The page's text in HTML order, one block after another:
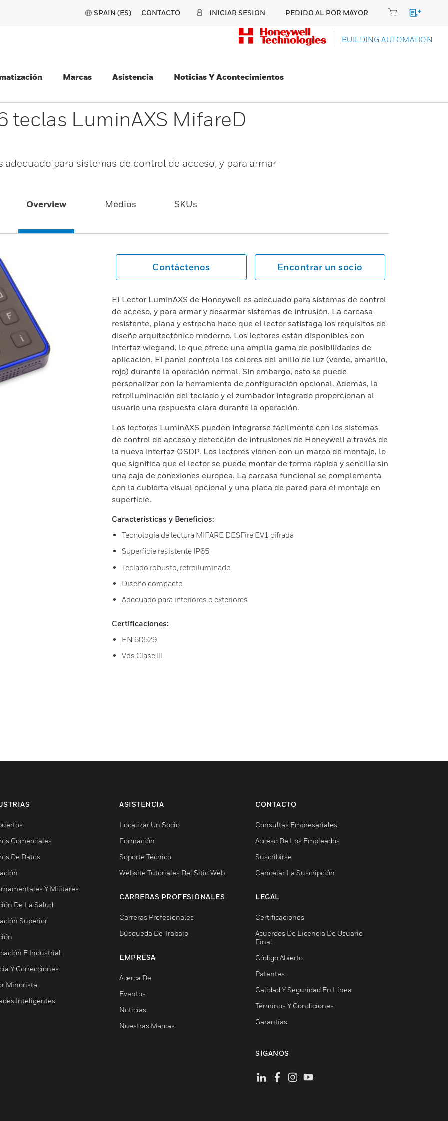
SPAIN (ES) CONTACTO INICIAR SESIÓN PEDIDO AL POR MAYOR
BUILDING AUTOMATION
Marcas Asistencia Noticias Y Acontecimientos
teclas LuminAXS MifareD
adecuado para sistemas de control de acceso, y para armar
Overview Medios SKUs
Contáctenos Encontrar un socio
El Lector LuminAXS de Honeywell es adecuado para sistemas de control
de acceso, y para armar y desarmar sistemas de intrusión. La carcasa
resistente, plana y estrecha hace que el lector satisfaga los requisitos de
diseño arquitectónico moderno. Los lectores están disponibles con
interfaz wiegand, lo que ofrece una amplia gama de posibilidades de
aplicación. El panel controla los colores del anillo de luz (verde, amarillo,
rojo) durante la operación normal. Sin embargo, esto se puede
personalizar con la herramienta de configuración opcional. Además, la
retroiluminación del teclado y el zumbador integrado proporcionan al
usuario una respuesta clara durante la operación.
Los lectores LuminAXS pueden integrarse fácilmente con los sistemas
de control de acceso y detección de intrusiones de Honeywell a través de
la nueva interfaz OSDP. Los lectores vienen con un marco de montaje, lo
que significa que el lector se puede montar de forma rápida y sencilla sin
una caja de conexiones europea. La carcasa funcional se complementa
con la cubierta visual opcional y una placa de pared para el montaje en
superficie.
Características y Beneficios:
Tecnología de lectura MIFARE DESFire EV1 cifrada
Superficie resistente IP65
Teclado robusto, retroiluminado
Diseño compacto
Adecuado para interiores o exteriores
Certificaciones:
EN 60529
Vds Clase III
Comerciales
De Datos
Y Militares
De La Salud
Superior
E Industrial
Y Correcciones
Minorista
Inteligentes
ASISTENCIA
Localizar Un Socio
Formación
Soporte Técnico
Website Tutoriales Del Sitio Web
CARRERAS PROFESIONALES
Carreras Profesionales
Búsqueda De Trabajo
EMPRESA
Acerca De
Eventos
Noticias
Nuestras Marcas
CONTACTO
Consultas Empresariales
Acceso De Los Empleados
Suscribirse
Cancelar La Suscripción
LEGAL
Certificaciones
Acuerdos De Licencia De Usuario
Final
Código Abierto
Patentes
Calidad Y Seguridad En Línea
Términos Y Condiciones
Garantías
SÍGANOS